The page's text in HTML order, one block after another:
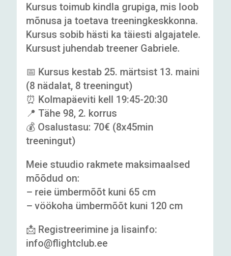
Kursus toimub kindla grupiga, mis loob
mõnusa ja toetava treeningkeskkonna.
Kursus sobib hästi ka täiesti algajatele.
Kursust juhendab treener Gabriele.
📅 Kursus kestab 25. märtsist 13. maini
(8 nädalat, 8 treeningut)
⏰ Kolmapäeviti kell 19:45-20:30
📍 Tähe 98, 2. korrus
💰 Osalustasu: 70€ (8x45min
treeningut)
Meie stuudio rakmete maksimaalsed
mõõdud on:
– reie ümbermõõt kuni 65 cm
– vöökoha ümbermõõt kuni 120 cm
📩 Registreerimine ja lisainfo:
info@flightclub.ee